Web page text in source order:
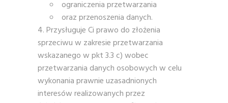
ograniczenia przetwarzania
oraz przenoszenia danych.
Przysługuje Ci prawo do złożenia
sprzeciwu w zakresie przetwarzania
wskazanego w pkt 3.3 c) wobec
przetwarzania danych osobowych w celu
wykonania prawnie uzasadnionych
interesów realizowanych przez